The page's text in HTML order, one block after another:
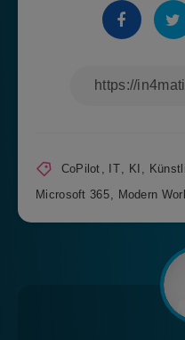
CoPilot , IT, KI ,
Microsoft 365
Modern